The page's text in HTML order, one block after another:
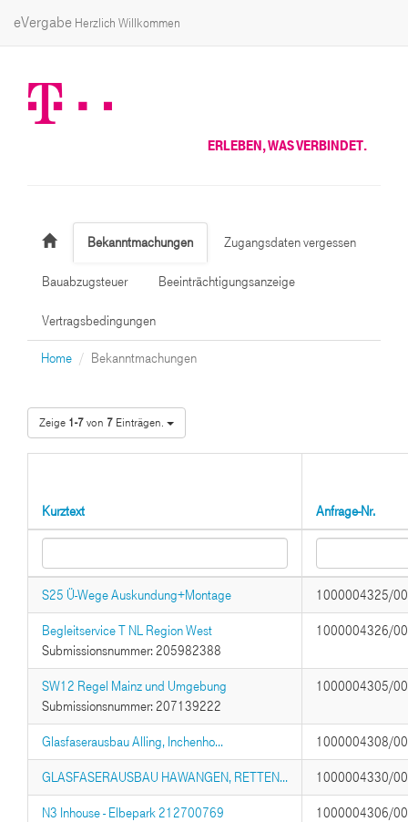
eVergabe Herzlich Willkommen
ERLEBEN, WAS VERBINDET.
Bekanntmachungen Zugangsdaten vergessen
Bauabzugsteuer Beeinträchtigungsanzeige
Vertragsbedingungen
Home Bekanntmachungen
Zeige 1-7von 7 Einträgen.
Kurztext Anfrage-Nr.
S25 Ü-Wege Auskundung+Montage 1000004325/
Begleitservice T NL Region West
Submissionsnummer: 205982388
1000004326/
SW12 Regel Mainz und Umgebung
Submissionsnummer: 207139222
1000004305/
Glasfaserausbau Alling, Inchenho... 1000004308/
GLASFASERAUSBAU HAWANGEN, RETTEN... 1000004330/
N3 Inhouse - Elbepark 212700769
1000004306/